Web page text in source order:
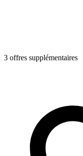
3 offres supplémentaires